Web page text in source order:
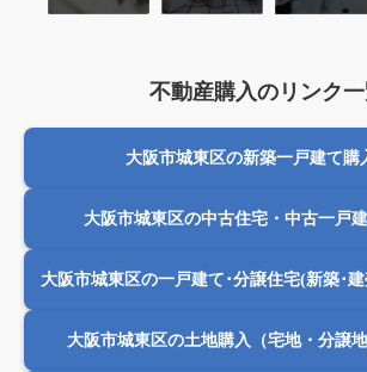
不動産購入のリンク
大阪市城東区の新築一戸建て購
大阪市城東区の中古住宅・中古一戸
大阪市城東区の一戸建て･分譲住宅(新築･
大阪市城東区の土地購入（宅地・分譲